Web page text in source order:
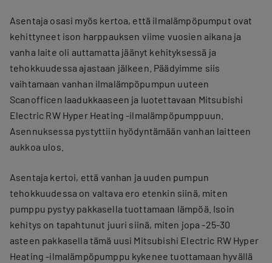
Asentaja osasi myös kertoa, että ilmalämpöpumput ovat
kehittyneet ison harppauksen viime vuosien aikana ja
vanha laite oli auttamatta jäänyt kehityksessä ja
tehokkuudessa ajastaan jälkeen. Päädyimme siis
vaihtamaan vanhan ilmalämpöpumpun uuteen
Scanofficen laadukkaaseen ja luotettavaan Mitsubishi
Electric RW Hyper Heating -ilmalämpöpumppuun.
Asennuksessa pystyttiin hyödyntämään vanhan laitteen
aukkoa ulos.
Asentaja kertoi, että vanhan ja uuden pumpun
tehokkuudessa on valtava ero etenkin siinä, miten
pumppu pystyy pakkasella tuottamaan lämpöä. Isoin
kehitys on tapahtunut juuri siinä, miten jopa -25-30
asteen pakkasella tämä uusi Mitsubishi Electric RW Hyper
Heating -ilmalämpöpumppu kykenee tuottamaan hyvällä